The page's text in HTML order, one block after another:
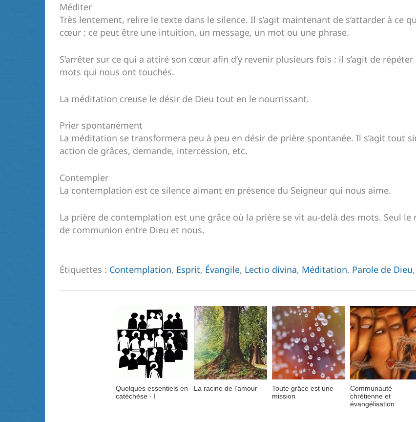
Méditer
Très lentement, relire le texte dans le silence. Il s’agit maintenant de s’attarder à ce
cœur : ce peut être une intuition, un message, un mot ou une phrase.
S’arrêter sur ce qui a attiré son cœur afin d’y revenir plusieurs fois : il s’agit de
mots qui nous ont touchés.
La méditation creuse le désir de Dieu tout en le nourrissant.
Prier spontanément
La méditation se transformera peu à peu en désir de prière spontanée. Il s’agit tout
action de grâces, demande, intercession, etc.
Contempler
La contemplation est ce silence aimant en présence du Seigneur qui nous aime.
La prière de contemplation est une grâce où la prière se vit au-delà des mots. Seul le
de communion entre Dieu et nous.
Étiquettes : Contemplation, Esprit, Évangile, Lectio divina, Méditation, Parole de Dieu,
Quelques essentiels en
catéchèse - I
La racine de l’amour
Toute grâce est une
mission
Communauté
chrétienne et
évangélisation